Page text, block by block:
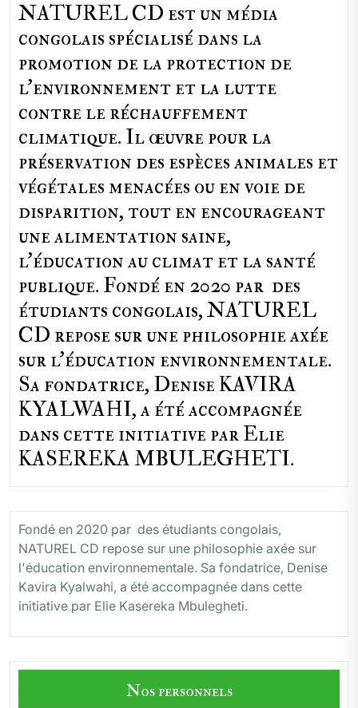
NATUREL CD est un média
congolais spécialisé dans la
promotion de la protection de
l’environnement et la lutte
contre le réchauffement
climatique. Il œuvre pour la
préservation des espèces animales et
végétales menacées ou en voie de
disparition, tout en encourageant
une alimentation saine,
l'éducation au climat et la santé
publique. Fondé en 2020 par des
étudiants congolais, NATUREL
CD repose sur une philosophie axée
sur l'éducation environnementale.
Sa fondatrice, Denise KAVIRA
KYALWAHI, a été accompagnée
dans cette initiative par Elie
KASEREKA MBULEGHETI.
Fondé en 2020 par des étudiants congolais,
NATUREL CD repose sur une philosophie axée sur
l'éducation environnementale. Sa fondatrice, Denise
Kavira Kyalwahi, a été accompagnée dans cette
initiative par Elie Kasereka Mbulegheti.
Nos personnels